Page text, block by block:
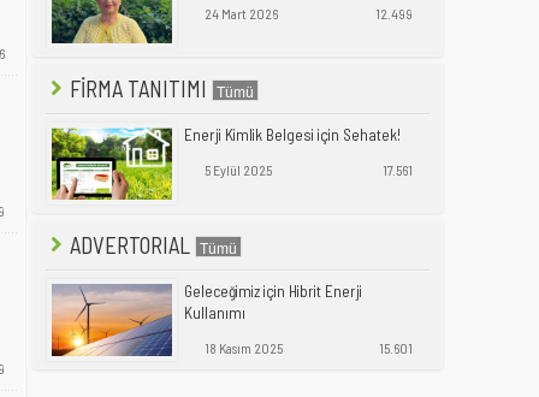
24 Mart 2026 12.499
FİRMA TANITIMI
Enerji Kimlik Belgesi için Sehatek!
5 Eylül 2025 17.561
ADVERTORIAL
Geleceğimiz için Hibrit Enerji
Kullanımı
18 Kasım 2025 15.601